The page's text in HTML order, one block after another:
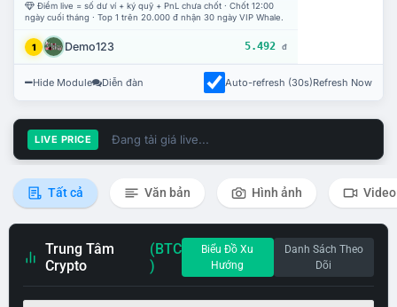
Điểm live = số dư ví + ký quỹ + PnL chưa chốt · Chốt 12:00
ngày cuối tháng · Top 1 trên 20.000 đ nhận 30 ngày VIP Whale.
1 Demo123 5.492 đ
Hide Module Diễn đàn Auto-refresh (30s)Refresh Now
LIVE PRICE Đang tải giá live...
Tất cả Văn bản Hình ảnh Video
Trung Tâm
Crypto
(BTC
)
Biểu Đồ Xu
Hướng
Danh Sách Theo
Dõi